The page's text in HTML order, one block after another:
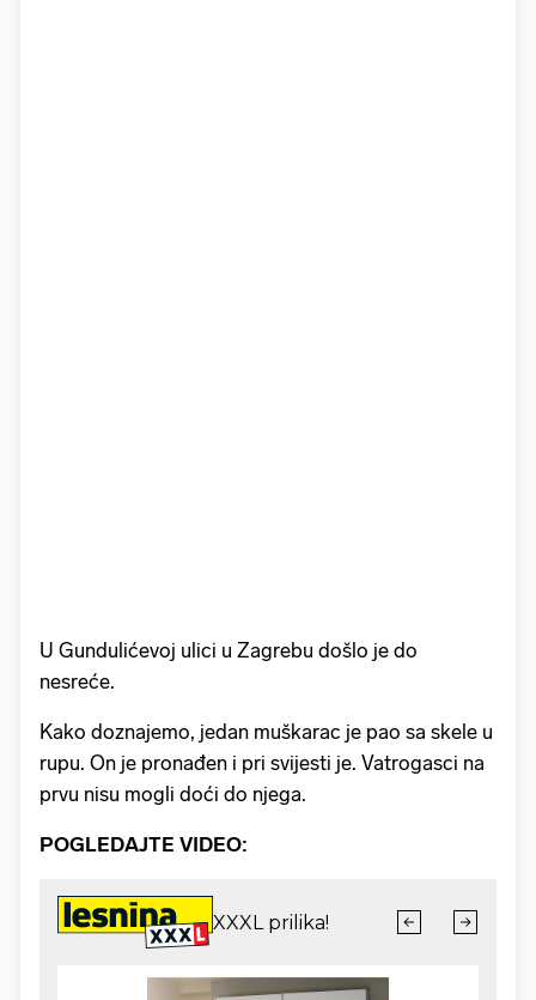
U Gundulićevoj ulici u Zagrebu došlo je do
nesreće.
Kako doznajemo, jedan muškarac je pao sa skele u
rupu. On je pronađen i pri svijesti je. Vatrogasci na
prvu nisu mogli doći do njega.
POGLEDAJTE VIDEO: